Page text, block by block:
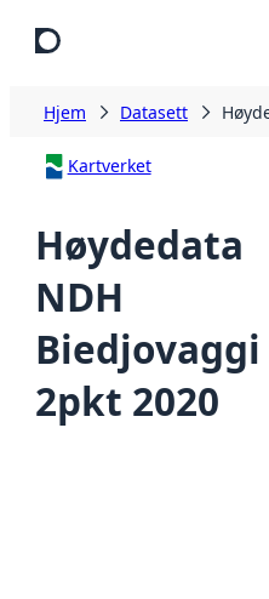
Hjem Datasett
Kartverket
Høydedata
NDH
Biedjovaggi
2pkt 2020